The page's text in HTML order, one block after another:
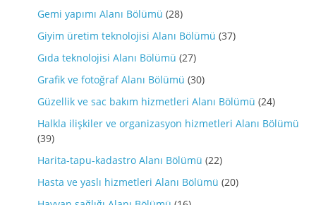
Gemi yapımı Alanı Bölümü (28)
Giyim üretim teknolojisi Alanı Bölümü (37)
Gıda teknolojisi Alanı Bölümü (27)
Grafik ve fotoğraf Alanı Bölümü (30)
Güzellik ve sac bakım hizmetleri Alanı Bölümü (24)
Halkla ilişkiler ve organizasyon hizmetleri Alanı Bölümü
(39)
Harita-tapu-kadastro Alanı Bölümü (22)
Hasta ve yaslı hizmetleri Alanı Bölümü (20)